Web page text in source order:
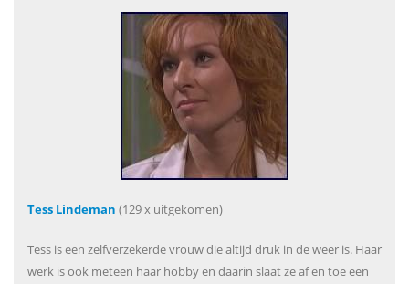
Tess Lindeman (129 x uitgekomen)
Tess is een zelfverzekerde vrouw die altijd druk in de weer is. Haar
werk is ook meteen haar hobby en daarin slaat ze af en toe een